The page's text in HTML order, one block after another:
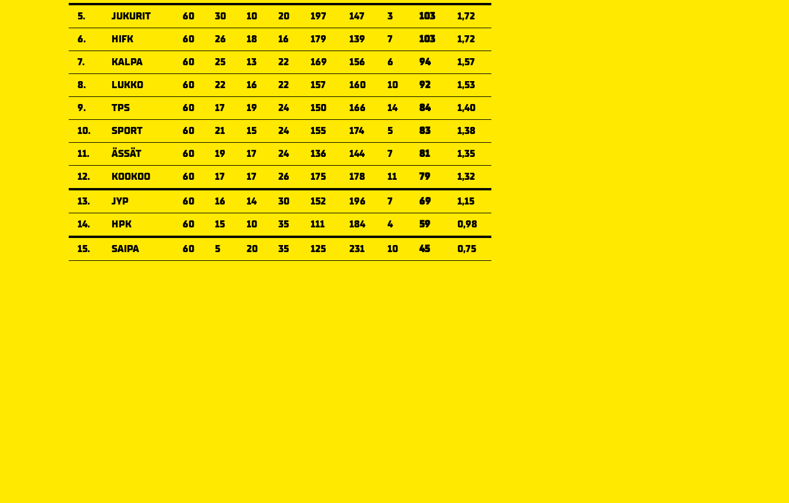
5.
JUKURIT 60 30 10 20 197 147 3 103
1,72
6.
HIFK 60 26 18 16 179 139 7 103
1,72
7.
KALPA 60 25 13 22 169 156 6 94
1,57
8.
LUKKO 60 22 16 22 157 160 10 92
1,53
9.
TPS 60 17 19 24 150 166 14 84
1,40
10.
SPORT 60 21 15 24 155 174 5 83
1,38
11.
ÄSSÄT 60 19 17 24 136 144 7 81
1,35
12.
KOOKOO 60 17 17 26 175 178 11 79
1,32
13.
JYP 60 16 14 30 152 196 7 69
1,15
14.
HPK 60 15 10 35 111 184 4 59
0,98
15.
SAIPA 60 5 20 35 125 231 10 45 0,75